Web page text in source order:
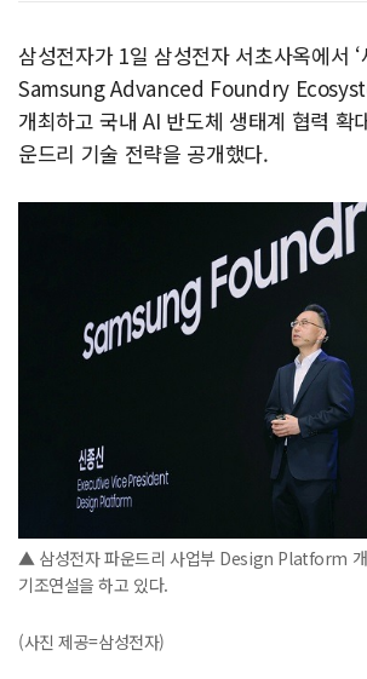
삼성전자가 1일 삼성전자 서초사옥에서
Samsung Advanced Foundry
개최하고 국내 AI 반도체 생태계 협력 확
운드리 기술 전략을 공개했다.
▲ 삼성전자 파운드리 사업부 Design Platform 개
기조연설을 하고 있다.
(사진 제공=삼성전자)